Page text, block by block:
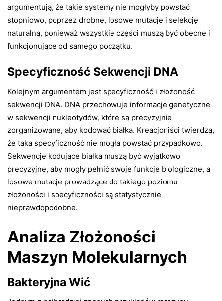
argumentują, że takie systemy nie mogłyby powstać
stopniowo, poprzez drobne, losowe mutacje i selekcję
naturalną, ponieważ wszystkie części muszą być obecne i
funkcjonujące od samego początku.
Specyficzność Sekwencji DNA
Kolejnym argumentem jest specyficzność i złożoność
sekwencji DNA. DNA przechowuje informacje genetyczne
w sekwencji nukleotydów, które są precyzyjnie
zorganizowane, aby kodować białka. Kreacjoniści twierdzą,
że taka specyficzność nie mogła powstać przypadkowo.
Sekwencje kodujące białka muszą być wyjątkowo
precyzyjne, aby mogły pełnić swoje funkcje biologiczne, a
losowe mutacje prowadzące do takiego poziomu
złożoności i specyficzności są statystycznie
nieprawdopodobne.
Analiza Złożoności
Maszyn Molekularnych
Bakteryjna Wić